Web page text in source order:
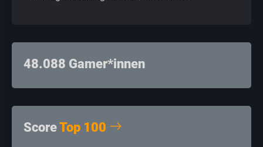
48.088 Gamer*innen
ScoreTop 100